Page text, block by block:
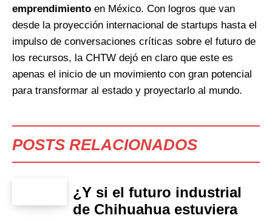
emprendimiento en México. Con logros que van
desde la proyección internacional de startups hasta el
impulso de conversaciones críticas sobre el futuro de
los recursos, la CHTW dejó en claro que este es
apenas el inicio de un movimiento con gran potencial
para transformar al estado y proyectarlo al mundo.
POSTS RELACIONADOS
¿Y si el futuro industrial
de Chihuahua estuviera